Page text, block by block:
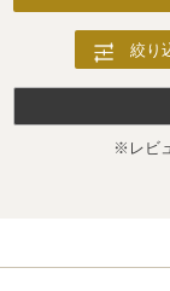
絞り
※レビ